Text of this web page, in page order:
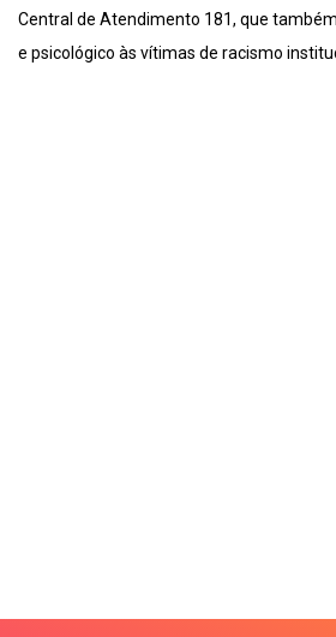
Central de Atendimento 181, que
e psicológico às vítimas de racismo